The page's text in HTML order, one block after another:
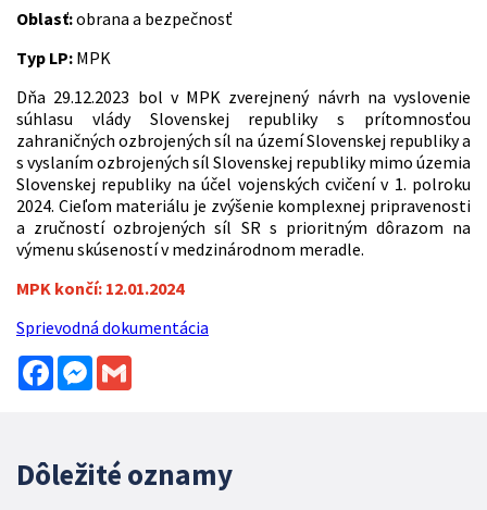
Oblasť:obrana a bezpečnosť
Typ LP: MPK
Dňa 29.12.2023 bol v MPK zverejnený návrh na vyslovenie
súhlasu vlády Slovenskej republiky s prítomnosťou
zahraničných ozbrojených síl na území Slovenskej republiky a
s vyslaním ozbrojených síl Slovenskej republiky mimo územia
Slovenskej republiky na účel vojenských cvičení v 1. polroku
2024. Cieľom materiálu je zvýšenie komplexnej pripravenosti
a zručností ozbrojených síl SR s prioritným dôrazom na
výmenu skúseností v medzinárodnom meradle.
MPK končí: 12.01.2024
Sprievodná dokumentácia
FacebookMessenger
Dôležité oznamy